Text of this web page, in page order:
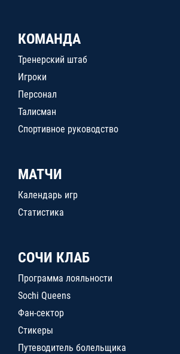
КОМАНДА
Тренерский штаб
Игроки
Персонал
Талисман
Спортивное руководство
МАТЧИ
Календарь игр
Статистика
СОЧИ КЛАБ
Программа лояльности
Sochi Queens
Фан-сектор
Стикеры
Путеводитель болельщика